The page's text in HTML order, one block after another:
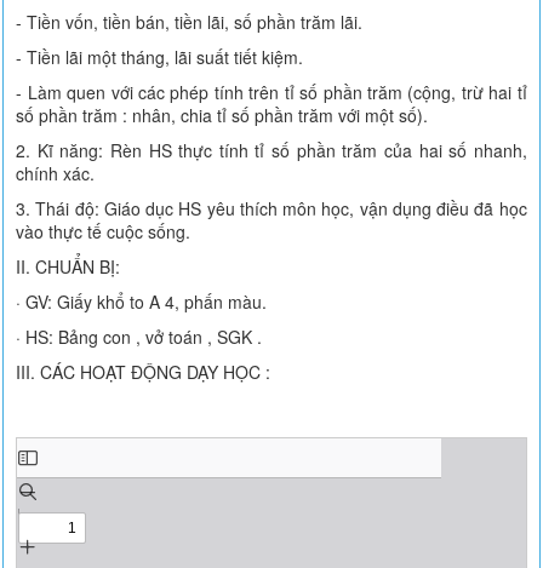
- Tiền vốn, tiền bán, tiền lãi, số phần trăm lãi.
- Tiền lãi một tháng, lãi suất tiết kiệm.
- Làm quen với các phép tính trên tỉ số phần trăm (cộng, trừ hai tỉ
số phần trăm : nhân, chia tỉ số phần trăm với một số).
2. Kĩ năng: Rèn HS thực tính tỉ số phần trăm của hai số nhanh,
chính xác.
3. Thái độ: Giáo dục HS yêu thích môn học, vận dụng điều đã học
vào thực tế cuộc sống.
II. CHUẨN BỊ:
· GV: Giấy khổ to A 4, phấn màu.
· HS: Bảng con , vở toán , SGK .
III. CÁC HOẠT ĐỘNG DẠY HỌC :